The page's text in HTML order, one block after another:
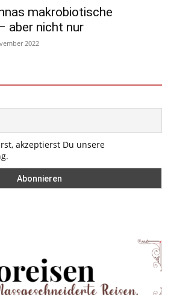
makrobiotische
aber nicht nur
2022
akzeptierst Du unsere